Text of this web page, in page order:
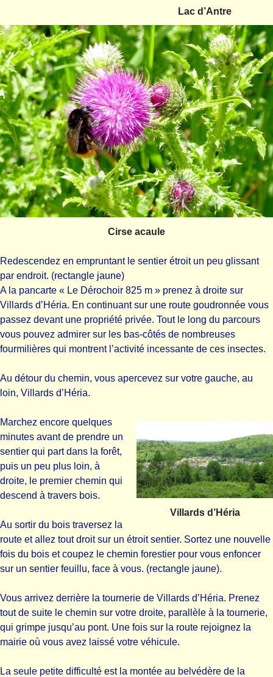
Lac d’Antre
Cirse acaule
Redescendez en empruntant le sentier étroit un peu glissant
par endroit. (rectangle jaune)
A la pancarte « Le Dérochoir 825 m » prenez à droite sur
Villards d’Héria. En continuant sur une route goudronnée vous
passez devant une propriété privée. Tout le long du parcours
vous pouvez admirer sur les bas-côtés de nombreuses
fourmilières qui montrent l’activité incessante de ces insectes.
Au détour du chemin, vous apercevez sur votre gauche, au
loin, Villards d’Héria.
Villards d’Héria
Marchez encore quelques
minutes avant de prendre un
sentier qui part dans la forêt,
puis un peu plus loin, à
droite, le premier chemin qui
descend à travers bois.
Au sortir du bois traversez la
route et allez tout droit sur un étroit sentier. Sortez une nouvelle
fois du bois et coupez le chemin forestier pour vous enfoncer
sur un sentier feuillu, face à vous. (rectangle jaune).
Vous arrivez derrière la tournerie de Villards d’Héria. Prenez
tout de suite le chemin sur votre droite, parallèle à la tournerie,
qui grimpe jusqu’au pont. Une fois sur la route rejoignez la
mairie où vous avez laissé votre véhicule.
La seule petite difficulté est la montée au belvédère de la